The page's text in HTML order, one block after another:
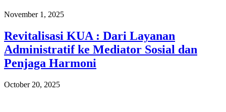
November 1, 2025
Revitalisasi KUA : Dari Layanan
Administratif ke Mediator Sosial dan
Penjaga Harmoni
October 20, 2025